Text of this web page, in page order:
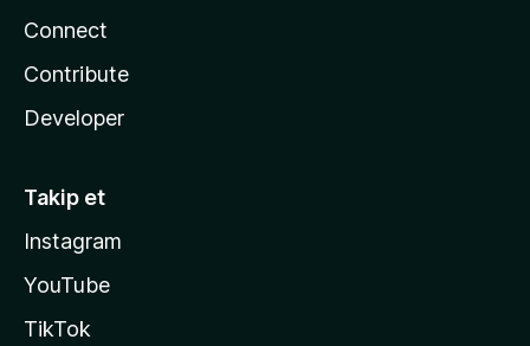
Connect
Contribute
Developer
Takip et
Instagram
YouTube
TikTok